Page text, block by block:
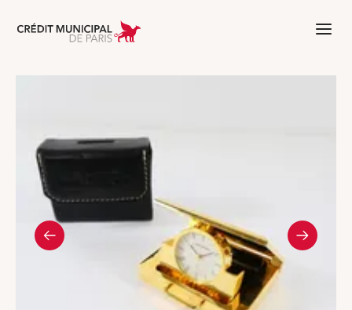
Aller à l'accueil de Crédit Municipal